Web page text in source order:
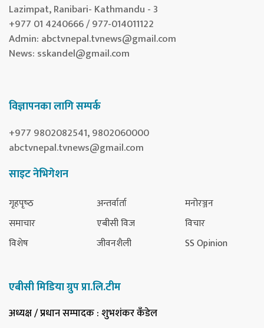
Lazimpat, Ranibari- Kathmandu - 3
+977 01 4240666 / 977-014011122
Admin: abctvnepal.tvnews@gmail.com
News: sskandel@gmail.com
विज्ञापनका लागि सम्पर्क
+977 9802082541, 9802060000
abctvnepal.tvnews@gmail.com
साइट नेभिगेशन
गृहपृष्‍ठ
समाचार
विशेष
अन्तर्वार्ता
एबीसी विज
जीवनशैली
मनोरञ्जन
विचार
SS Opinion
एबीसी मिडिया ग्रुप प्रा.लि.टीम
अध्यक्ष / प्रधान सम्पादक: शुभशंकर कँडेल